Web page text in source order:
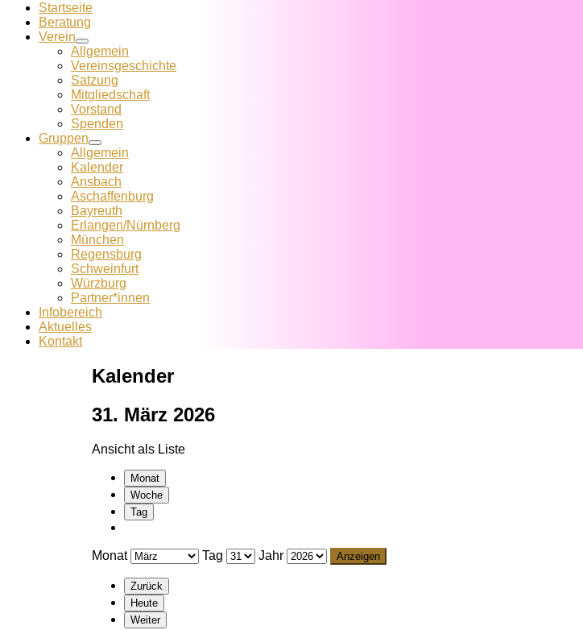
Startseite
Beratung
Verein
Allgemein
Vereins­geschichte
Satzung
Mitglied­schaft
Vorstand
Spenden
Gruppen
Allgemein
Kalender
Ansbach
Aschaffenburg
Bayreuth
Erlangen/Nürnberg
München
Regensburg
Schweinfurt
Würzburg
Partner*innen
Infobereich
Aktuelles
Kontakt
Kalender
31. März 2026
Ansicht als Liste
Monat
Woche
Tag
Monat Tag Jahr
Zurück
Heute
Weiter